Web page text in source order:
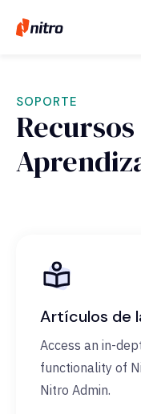
SOPORTE
Artículos de
Access an in-
functionality of
Nitro Admin.